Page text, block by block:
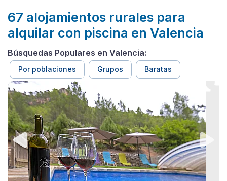
67 alojamientos rurales para
alquilar con piscina en Valencia
Búsquedas Populares en Valencia:
Por poblaciones Grupos Baratas